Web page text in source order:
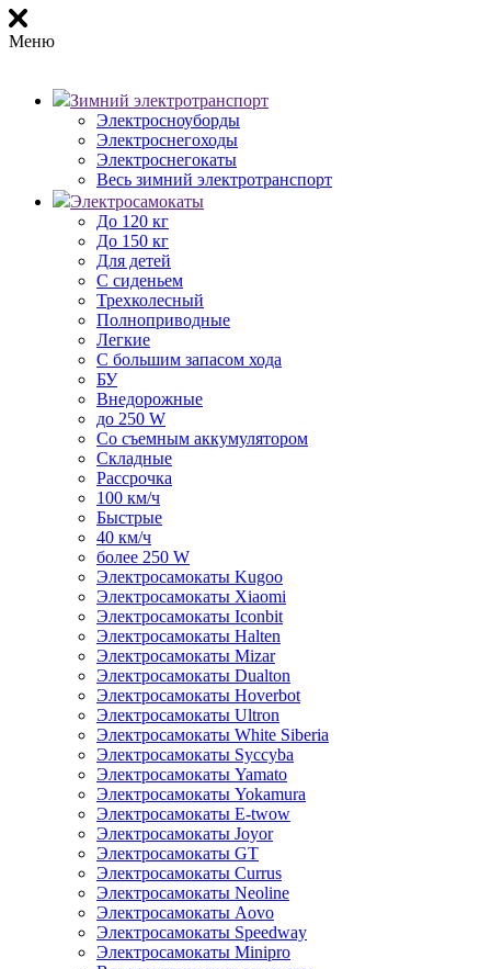
Меню
Зимний электротранспорт
Электросноуборды
Электроснегоходы
Электроснегокаты
Весь зимний электротранспорт
Электросамокаты
До 120 кг
До 150 кг
Для детей
С сиденьем
Трехколесный
Полноприводные
Легкие
С большим запасом хода
БУ
Внедорожные
до 250 W
Со съемным аккумулятором
Складные
Рассрочка
100 км/ч
Быстрые
40 км/ч
более 250 W
Электросамокаты Kugoo
Электросамокаты Xiaomi
Электросамокаты Iconbit
Электросамокаты Halten
Электросамокаты Mizar
Электросамокаты Dualton
Электросамокаты Hoverbot
Электросамокаты Ultron
Электросамокаты White Siberia
Электросамокаты Syccyba
Электросамокаты Yamato
Электросамокаты Yokamura
Электросамокаты E-twow
Электросамокаты Joyor
Электросамокаты GT
Электросамокаты Currus
Электросамокаты Neoline
Электросамокаты Aovo
Электросамокаты Speedway
Электросамокаты Minipro